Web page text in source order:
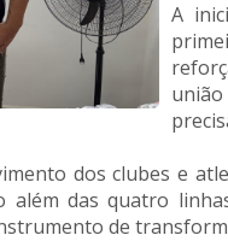
A
dos clubes e
das quatro
de